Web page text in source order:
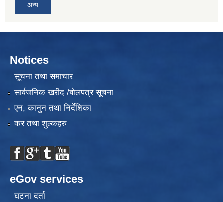
अन्य
Notices
सूचना तथा समाचार
सार्वजनिक खरीद /बोलपत्र सूचना
एन, कानुन तथा निर्देशिका
कर तथा शुल्कहरु
eGov services
घटना दर्ता